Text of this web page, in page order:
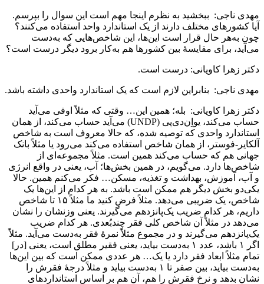
مهدی ناجی: ببخشید به نظرم اینجا مهم است این سوال را بپرسم.
آیا کشورهای مختلف دارند از یک استاندارد واحد استفاده می‌کنند؟
چون به‌هر حال قرار است این‌ها، این شاخص‌هایی که به‌دست
می‌آید، برای مقایسۀ بین کشورها هم به‌کار برود دیگر درست است؟
دکتر زهرا کاویانی: درست است.
مهدی ناجی: بنابراین لازم است که یک استاندارد واحدی داشته باشد.
دکتر زهرا کاویانی: بله؛ همین این… وقتی که مثلاً اوفی می‌آید
حساب می‌کند، یواِن‌دی‌پی (UNDP) می‌آید حساب می‌کند، از همان
استاندارد واحدی که توصیه شده، که حالا معروف است به ‌شاخص
آلکایر-فوستر، از همان شاخص استفاده می‌کند می‌رود یا مثلاً بانک
جهانی هم که حساب می‌کند همین است. مثلاً مجموعه‌ای از
شاخص‌ها دارد. می‌گویم، در همین بخش‌ها؛ آب، یعنی در واقع انرژی
و آب، آموزش، بهداشت و تغذیه، مسکن… فکر می‌کنم همین. حالا
یکی‌دو بخش دیگر هم ممکن است باشد. به‌ هر کدام از این‌ها یک
شاخص، یک ضریبی می‌دهد. مثلاً فرض کنید ما مثلاً ۱۵ تا شاخص
داریم، هر کدام ضریب یک‌پانزدهم می‌گیرند. یعنی وزنشان را نشان
می‌دهد در مثلاً آن شاخص کلی فقر چندبُعدی. هر کدام ضریب
یک‌پانزدهم می‌گیرند و در مجموع مثلاً نمرۀ فقر به‌دست می‌آید. مثلاً
اگر ۱ باشد، عدد ۱ به‌دست بیاید، یعنی فقیر مطلق است، یعنی [در]
تمام مثلاً ابعاد فقر دارد یا یک… هر عددی ممکن است که بین این‌ها
به‌دست بیاید، بین صفر تا ۱ به‌دست بیاید و مثلاً درجۀ فقرش را
نشان بدهد و نرخ فقرش را هم، آن هم بر اساس استانداردهای